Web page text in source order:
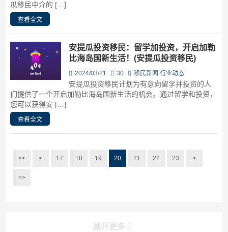
瓜移民中介的 […]
查看全文
安提瓜投资移民：留学加投资，开启加勒
比海岛国新生活！(安提瓜投资移民)
2024/03/21 30 移民新闻 行业动态
安提瓜投资移民计划为有意向留学并投资的人
们提供了一个开启加勒比海岛国新生活的机会。通过留学和投资，
您可以获得安 […]
查看全文
<< < 17 18 19 20 21 22 23 >
>>
展开更多